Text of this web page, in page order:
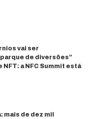
vai ser
de diversões”
a NFC Summit está
mais de dez mil